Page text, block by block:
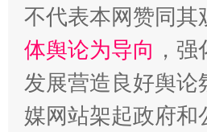
不代表本网赞同其
体舆论为导向 ，
发展营造良好舆
媒网站架起政府